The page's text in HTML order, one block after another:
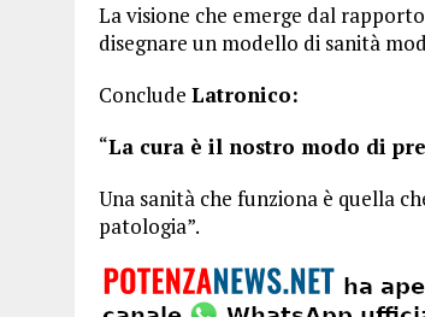
La visione che emerge dal
disegnare un modello di sanità
Conclude Latronico:
“La cura è il nostro modo di
Una sanità che funziona è quella
patologia”.